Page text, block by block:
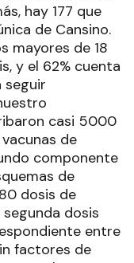
hay 177 que
de Cansino.
mayores de 18
y el 62% cuenta
seguir
casi 5000
de
componente
de
dosis de
dosis
entre
factores de